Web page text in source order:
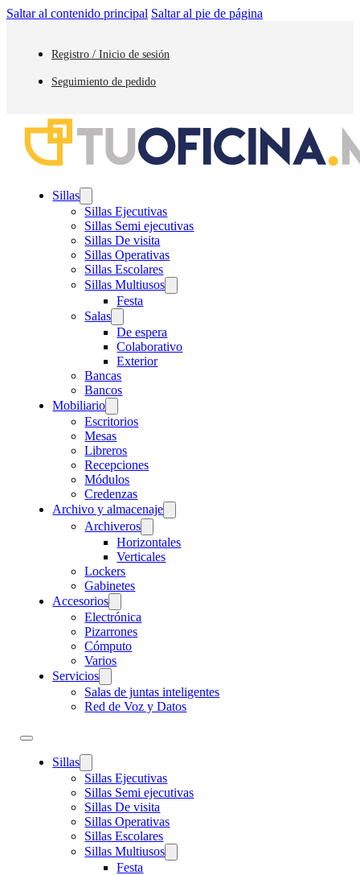
Saltar al contenido principal Saltar al pie de página
Registro / Inicio de sesión
Seguimiento de pedido
Sillas
Sillas Ejecutivas
Sillas Semi ejecutivas
Sillas De visita
Sillas Operativas
Sillas Escolares
Sillas Multiusos
Festa
Salas
De espera
Colaborativo
Exterior
Bancas
Bancos
Mobiliario
Escritorios
Mesas
Libreros
Recepciones
Módulos
Credenzas
Archivo y almacenaje
Archiveros
Horizontales
Verticales
Lockers
Gabinetes
Accesorios
Electrónica
Pizarrones
Cómputo
Varios
Servicios
Salas de juntas inteligentes
Red de Voz y Datos
Sillas
Sillas Ejecutivas
Sillas Semi ejecutivas
Sillas De visita
Sillas Operativas
Sillas Escolares
Sillas Multiusos
Festa